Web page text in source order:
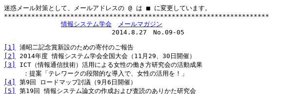
迷惑メール対策として、メールアドレスの @ は ■ に変更しています。
********************************************************************
情報システム学会
メールマガジン
2014.8.27　No.09-05
[1]
[2]
[3]
ICT（情報通信技術）活用による女性の働き方研究会の活動成果
[4]
[5]
第19回 情報システム論文の作成および査読のありかた研究会